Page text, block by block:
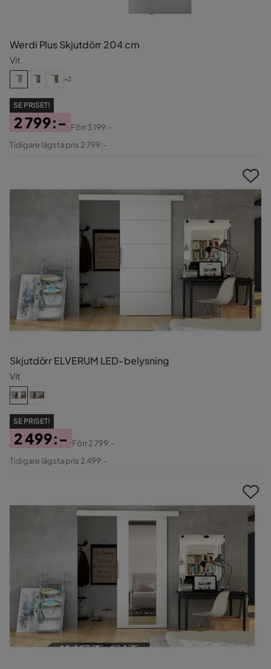
Werdi Plus Skjutdörr 204 cm
Vit
+2
SE PRISET!
Pris
2 799:-
Original
Förr3 199:-
Tidigare lägsta pris 2 799:-
Skjutdörr ELVERUM LED-belysning
Vit
SE PRISET!
Pris
2 499:-
Original
Förr2 799:-
Tidigare lägsta pris 2 499:-